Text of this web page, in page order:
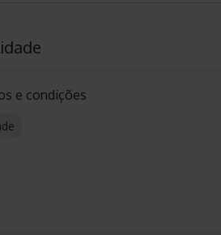
e condições